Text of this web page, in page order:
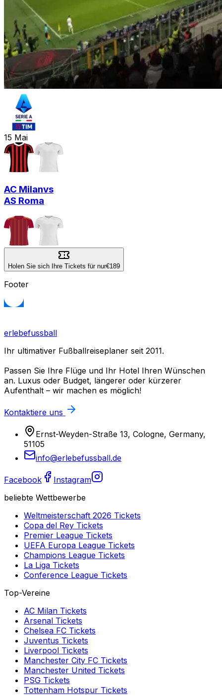
15 Mai
AC Milanvs
AS Roma
Holen Sie sich Ihre Tickets für nur€189
Footer
erlebefussball
Ihr ultimativer Fußballreiseplaner seit 2011.
Passen Sie Ihre Flüge und Ihr Hotel Ihren Wünschen
an. Luxus oder Budget, längerer oder kürzerer
Aufenthalt – wir machen es möglich!
Kontaktiere uns
Ernst-Weyden-Straße 13, Cologne, Germany,
51105
info@erlebefussball.de
Facebook
Instagram
beliebte Wettbewerbe
Weltmeisterschaft 2026 Tickets
Copa del Rey Tickets
Premier League Tickets
UEFA Europa League Tickets
Champions League Tickets
La Liga Tickets
Conference League Tickets
Top-Vereine
AC Milan Tickets
Arsenal Tickets
Chelsea FC Tickets
Juventus Tickets
Liverpool Tickets
Manchester City FC Tickets
Manchester United Tickets
PSG Tickets
Tottenham Hotspur Tickets